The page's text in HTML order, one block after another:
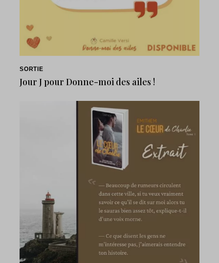
SORTIE
Jour J pour Donne-moi des ailes !